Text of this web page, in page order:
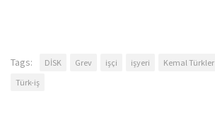
Tags: DİSK Grev işçi işyeri Kemal Türkler
Türk-iş